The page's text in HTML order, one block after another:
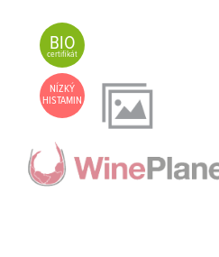
BIO
certifikát
NÍZKÝ
HISTAMIN